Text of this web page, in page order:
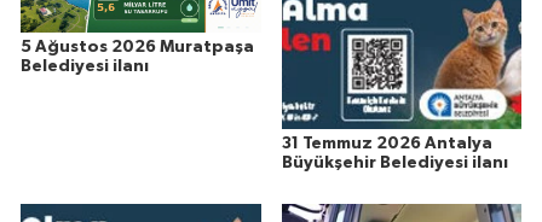
5 Ağustos 2026 Muratpaşa
Belediyesi ilanı
31 Temmuz 2026 Antalya
Büyükşehir Belediyesi ilanı